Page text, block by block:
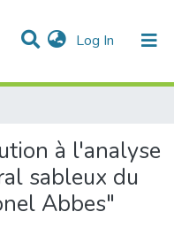
Log In (current)
à l'analyse
sableux du
Abbes"